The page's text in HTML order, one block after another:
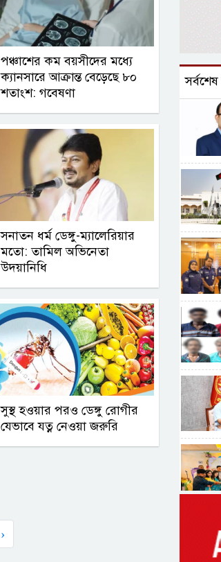
পঞ্চাশের কম বয়সীদের মধ্যে
ক্যানসারে আক্রান্ত বেড়েছে ৮০
শতাংশ: গবেষণা
সনাতন ধর্ম ডেঙ্গু-ম্যালেরিয়ার
মতো: তামিল অভিনেতা
উদয়ানিধি
সুস্থ হওয়ার পরও ডেঙ্গু রোগীর
যেভাবে যত্ন নেওয়া জরুরি
›